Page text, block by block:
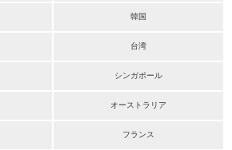
韓国
台湾
シンガポール
オーストラリア
フランス